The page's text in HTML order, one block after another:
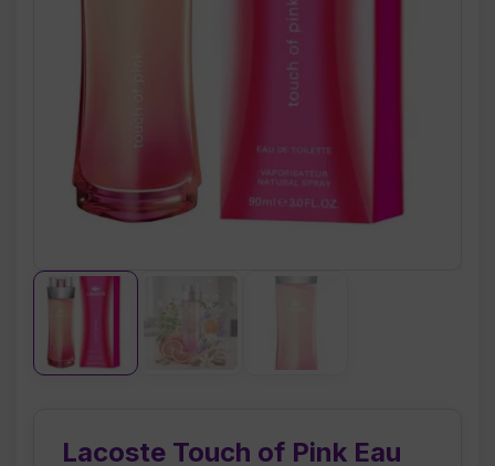
Lacoste Touch of Pink Eau